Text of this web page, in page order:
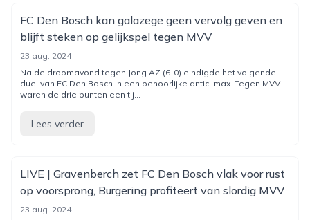
FC Den Bosch kan galazege geen vervolg geven en
blijft steken op gelijkspel tegen MVV
23 aug. 2024
Na de droomavond tegen Jong AZ (6-0) eindigde het volgende
duel van FC Den Bosch in een behoorlijke anticlimax. Tegen MVV
waren de drie punten een tij...
Lees verder
LIVE | Gravenberch zet FC Den Bosch vlak voor rust
op voorsprong, Burgering profiteert van slordig MVV
23 aug. 2024